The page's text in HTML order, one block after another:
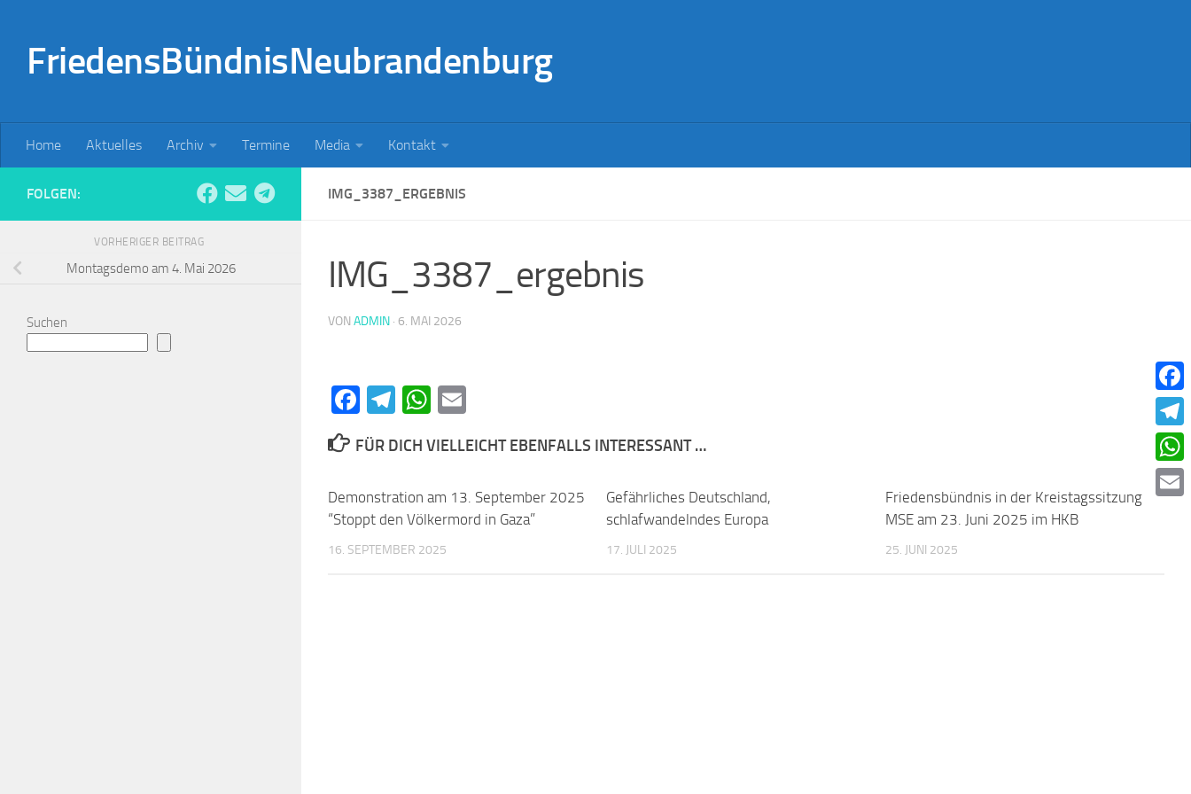
FriedensBündnisNeubrandenburg
Home Aktuelles Archiv Termine Media Kontakt
IMG_3387_ERGEBNIS
IMG_3387_ergebnis
VON ADMIN · 6. MAI 2026
Facebook
Telegram
WhatsApp
FÜR DICH VIELLEICHT EBENFALLS INTERESSANT …
Demonstration am 13. September 2025
“Stoppt den Völkermord in Gaza”
16. SEPTEMBER 2025
Gefährliches Deutschland,
schlafwandelndes Europa
17. JULI 2025
0
Friedensbündnis in der Kreistagssitzung
MSE am 23. Juni 2025 im HKB
25. JUNI 2025
FOLGEN:
VORHERIGER BEITRAG
Montagsdemo am 4. Mai 2026
Suchen